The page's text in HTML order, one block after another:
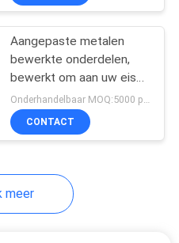
Flens
Aangepaste metalen
bewerkte onderdelen,
bewerkt om aan uw eisen
voor topprestaties te
voldoen
CONTACT
meer